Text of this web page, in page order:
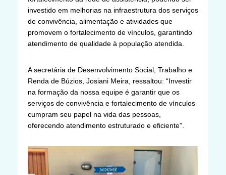
investido em melhorias na infraestrutura dos serviços
de convivência, alimentação e atividades que
promovem o fortalecimento de vínculos, garantindo
atendimento de qualidade à população atendida.
A secretária de Desenvolvimento Social, Trabalho e
Renda de Búzios, Josiani Meira, ressaltou: “Investir
na formação da nossa equipe é garantir que os
serviços de convivência e fortalecimento de vínculos
cumpram seu papel na vida das pessoas,
oferecendo atendimento estruturado e eficiente”.